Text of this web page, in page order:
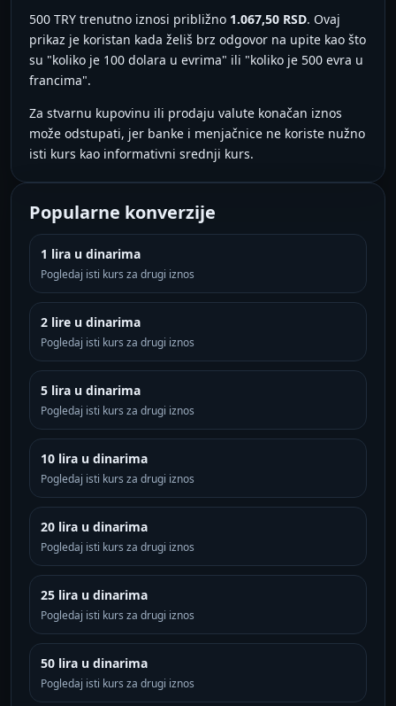
500 TRY trenutno iznosi približno 1.067,50 RSD. Ovaj
prikaz je koristan kada želiš brz odgovor na upite kao što
su "koliko je 100 dolara u evrima" ili "koliko je 500 evra u
francima".
Za stvarnu kupovinu ili prodaju valute konačan iznos
može odstupati, jer banke i menjačnice ne koriste nužno
isti kurs kao informativni srednji kurs.
Popularne konverzije
1 lira u dinarima
Pogledaj isti kurs za drugi iznos
2 lire u dinarima
Pogledaj isti kurs za drugi iznos
5 lira u dinarima
Pogledaj isti kurs za drugi iznos
10 lira u dinarima
Pogledaj isti kurs za drugi iznos
20 lira u dinarima
Pogledaj isti kurs za drugi iznos
25 lira u dinarima
Pogledaj isti kurs za drugi iznos
50 lira u dinarima
Pogledaj isti kurs za drugi iznos